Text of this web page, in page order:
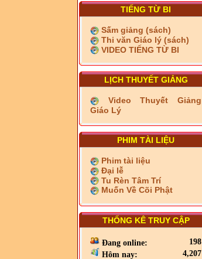
TIẾNG TỪ BI
Sấm giảng (sách)
Thi văn Giáo lý (sách)
VIDEO TIẾNG TỪ BI
LỊCH THUYẾT GIẢNG
Video Thuyết Giảng
Giáo Lý
PHIM TÀI LIỆU
Phim tài liệu
Đại lễ
Tu Rèn Tâm Trí
Muốn Về Cõi Phật
THỐNG KÊ TRUY CẬP
Đang online:
198
Hôm nay:
4,207